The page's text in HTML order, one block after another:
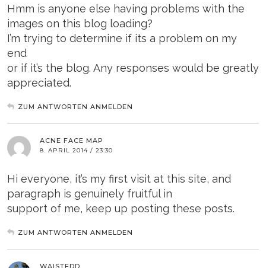
Hmm is anyone else having problems with the
images on this blog loading?
I’m trying to determine if its a problem on my
end
or if it’s the blog. Any responses would be greatly
appreciated.
ZUM ANTWORTEN ANMELDEN
ACNE FACE MAP
8. APRIL 2014 / 23:30
Hi everyone, it’s my first visit at this site, and
paragraph is genuinely fruitful in
support of me, keep up posting these posts.
ZUM ANTWORTEN ANMELDEN
WAISTEDD